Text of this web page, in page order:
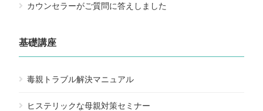
カウンセラーがご質問に答えしました
基礎講座
毒親トラブル解決マニュアル
ヒステリックな母親対策セミナー